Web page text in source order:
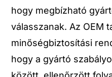
hogy megbízható
válasszanak. Az OEM
minőségbiztosítási
hogy a gyártó